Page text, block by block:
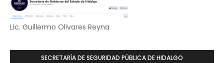
Lic. Guillermo Olivares Reyna
SECRETARÍA DE SEGURIDAD PÚBLICA DE HIDALGO